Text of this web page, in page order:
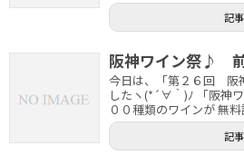
記
阪神ワイン祭♪
今日は、「第２６回 阪
したヽ(*´∀｀)ﾉ 「阪神
００種類のワインが 無
記